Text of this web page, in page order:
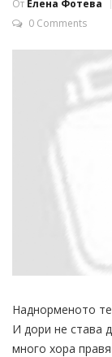
От Елена Фотева
0 Comments
Наднорменото
И дори не става
много хора